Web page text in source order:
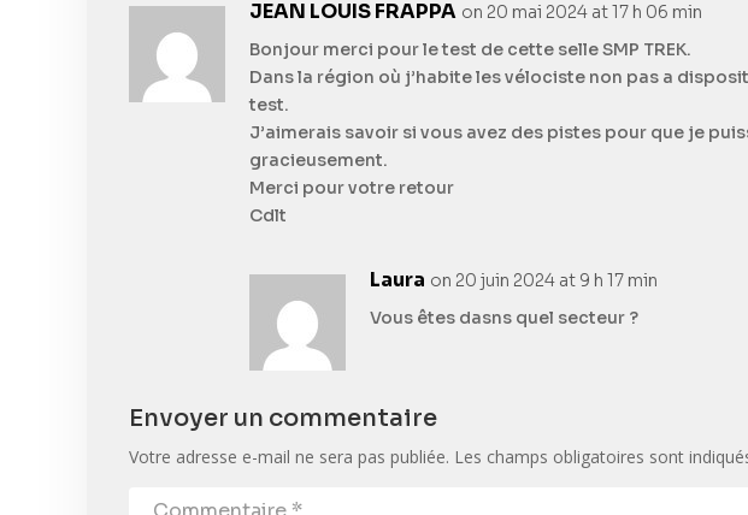
JEAN LOUIS FRAPPA on 20 mai 2024 at 17 h 06 min
Bonjour merci pour le test de cette selle SMP TREK.
Dans la région où j’habite les vélociste non pas a
test.
J’aimerais savoir si vous avez des pistes pour que je
gracieusement.
Merci pour votre retour
Cdlt
Laura on 20 juin 2024 at 9 h 17 min
Vous êtes dasns quel secteur ?
Envoyer un commentaire
Votre adresse e-mail ne sera pas publiée. Les champs obligatoires sont